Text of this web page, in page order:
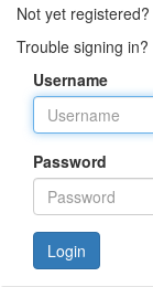
Not yet registered?
Trouble signing in?
Username
Password
Login